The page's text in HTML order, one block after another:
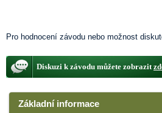
Pro hodnocení závodu nebo možnost
Diskuzi k závodu můžete zobrazit
Základní informace